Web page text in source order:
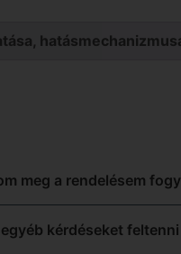
meg a rendelésem
kérdéseket feltenni